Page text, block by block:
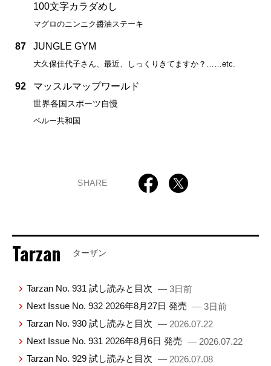
100文字カラダめし
マグロのニンニク醬油ステーキ
87 JUNGLE GYM
大久保佳代子さん、最近、しっくりきてますか？……etc.
92 マッスルマップワールド
世界各国スポーツ自慢
ペルー共和国
SHARE
Tarzan ターザン
Tarzan No. 931 試し読みと目次 — 3日前
Next Issue No. 932 2026年8月27日 発売 — 3日前
Tarzan No. 930 試し読みと目次 — 2026.07.22
Next Issue No. 931 2026年8月6日 発売 — 2026.07.22
Tarzan No. 929 試し読みと目次 — 2026.07.08